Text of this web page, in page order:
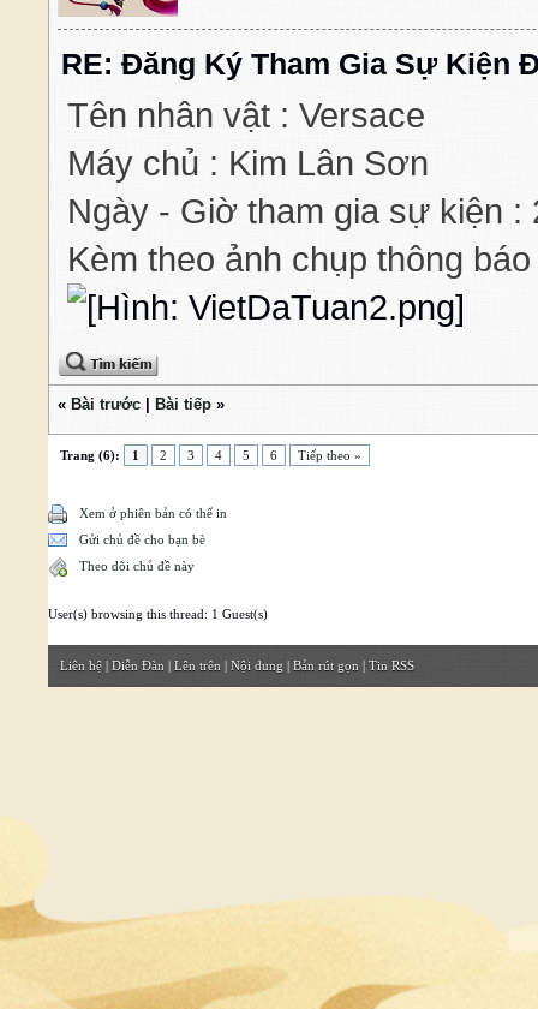
RE: Đăng Ký Tham Gia Sự Kiện
Tên nhân vật : Versace
Máy chủ : Kim Lân Sơn
Ngày - Giờ tham gia sự kiện :
Kèm theo ảnh chụp thông
« Bài trước Bài tiếp »
Trang (6): 1 2 3 4 5 6 Tiếp theo »
Xem ở phiên bản có thể in
Gửi chủ đề cho bạn bè
Theo dõi chủ đề này
User(s) browsing this thread: 1 Guest(s)
Liên hệ | Diễn Đàn | Lên trên | Nội dung | Bản rút gọn | Tin RSS